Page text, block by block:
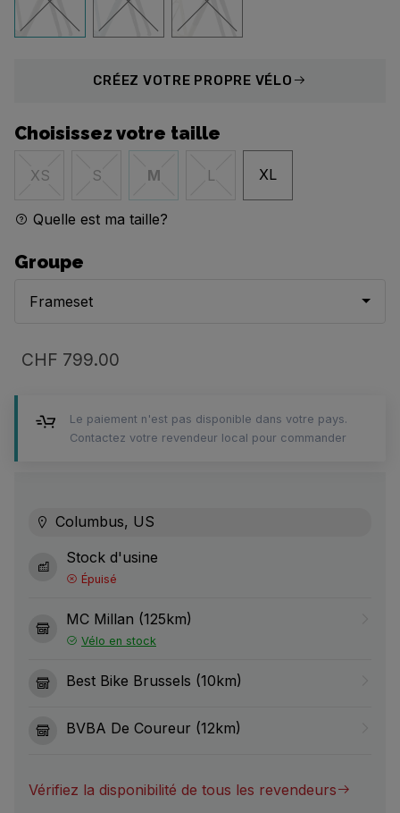
CRÉEZ VOTRE PROPRE VÉLO
Choisissez votre taille
XS S M L XL
Quelle est ma taille?
Groupe
Frameset
CHF 799.00
Le paiement n'est pas disponible dans votre pays.
Contactez votre revendeur local pour commander
Columbus, US
Stock d'usine
Épuisé
MC Millan (125km)
Vélo en stock
Best Bike Brussels (10km)
BVBA De Coureur (12km)
Vérifiez la disponibilité de tous les revendeurs